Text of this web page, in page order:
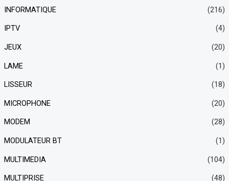
INFORMATIQUE (216)
IPTV (4)
JEUX (20)
LAME (1)
LISSEUR (18)
MICROPHONE (20)
MODEM (28)
MODULATEUR BT (1)
MULTIMEDIA (104)
MULTIPRISE (48)